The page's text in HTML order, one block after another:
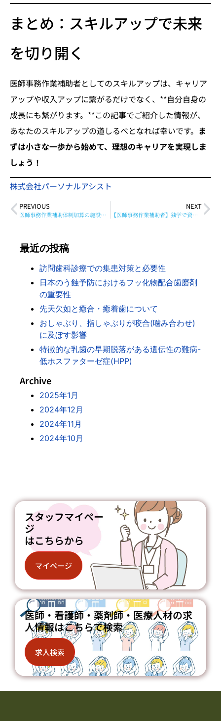
まとめ：スキルアップで未来
を切り開く
医師事務作業補助者としてのスキルアップは、キャリア
アップや収入アップに繋がるだけでなく、**自分自身の
成長にも繋がります。**この記事でご紹介した情報が、
あなたのスキルアップの道しるべとなれば幸いです。 ま
ずは小さな一歩から始めて、理想のキャリアを実現しま
しょう！
株式会社パーソナルアシスト
PREVIOUS
医師事務作業補助体制加算の施設基準とは
NEXT
【医師事務作業補助者】独学で資格取得！私の挑戦
最近の投稿
訪問歯科診療での集患対策と必要性
日本のう蝕予防におけるフッ化物配合歯磨剤
の重要性
先天欠如と癒合・癒着歯について
おしゃぶり、指しゃぶりが咬合(噛み合わせ)
に及ぼす影響
特徴的な乳歯の早期脱落がある遺伝性の難病-
低ホスファターゼ症(HPP)
Archive
2025年1月
2024年12月
2024年11月
2024年10月
スタッフマイペー
ジ
はこちらから
マイページ
医師・看護師・薬剤師・医療人材の求
人情報はこちらで検索
求人検索